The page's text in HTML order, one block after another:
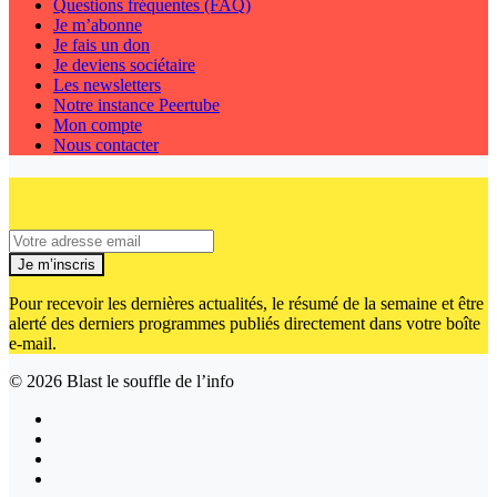
Questions fréquentes (FAQ)
Je m’abonne
Je fais un don
Je deviens sociétaire
Les newsletters
Notre instance Peertube
Mon compte
Nous contacter
Je m’inscris
Pour recevoir les dernières actualités, le résumé de la semaine et être
alerté des derniers programmes publiés directement dans votre boîte
e-mail.
© 2026 Blast le souffle de l’info